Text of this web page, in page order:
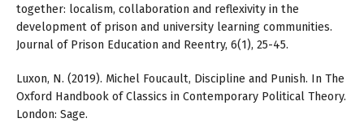
together: localism, collaboration and reflexivity in the
development of prison and university learning communities.
Journal of Prison Education and Reentry, 6(1), 25-45.
Luxon, N. (2019). Michel Foucault, Discipline and Punish. In The
Oxford Handbook of Classics in Contemporary Political Theory.
London: Sage.